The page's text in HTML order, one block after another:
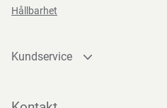
EN
Hållbarhet
Kundservice
Bli kund